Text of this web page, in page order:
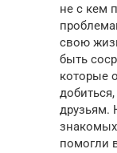
не с кем
свою
быть
которые
друзьям.
помогли